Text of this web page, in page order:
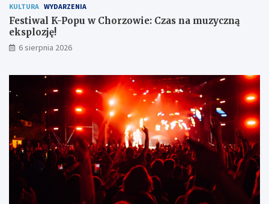
e
c
z
e
ń
o
m
e
s
z
s
p
l
o
z
KULTURA WYDARZENIA
Festiwal K-Popu w Chorzowie: Czas na muzyczną
eksplozję!
6 sierpnia 2026